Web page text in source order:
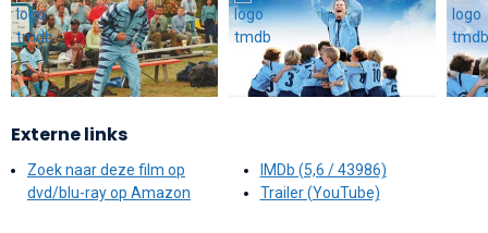
Externe links
Zoek naar deze film op
dvd/blu-ray op Amazon
IMDb (5,6 / 43986)
Trailer (YouTube)